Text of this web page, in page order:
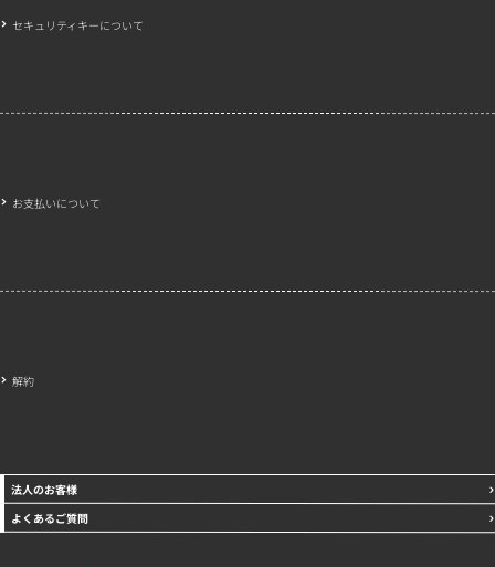
セキュリティキーについて
お支払いについて
解約
法人のお客様
よくあるご質問